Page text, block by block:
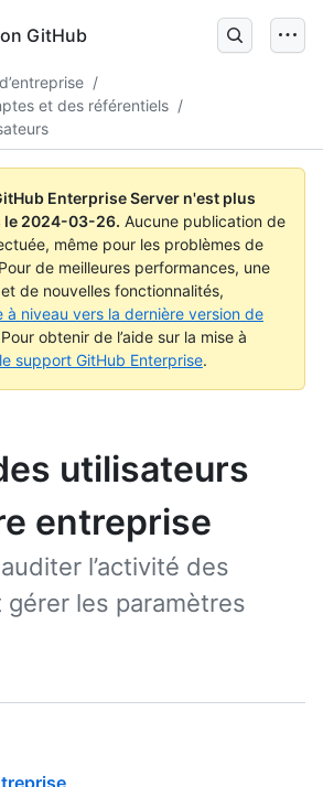
GitHub
/
et des référentiels /
Enterprise Server n'est plus
le 2024-03-26. Aucune publication de
même pour les problèmes de
de meilleures performances, une
de nouvelles fonctionnalités,
à niveau vers la dernière version de
obtenir de l’aide sur la mise à
support GitHub Enterprise.
utilisateurs
entreprise
l’activité des
les paramètres